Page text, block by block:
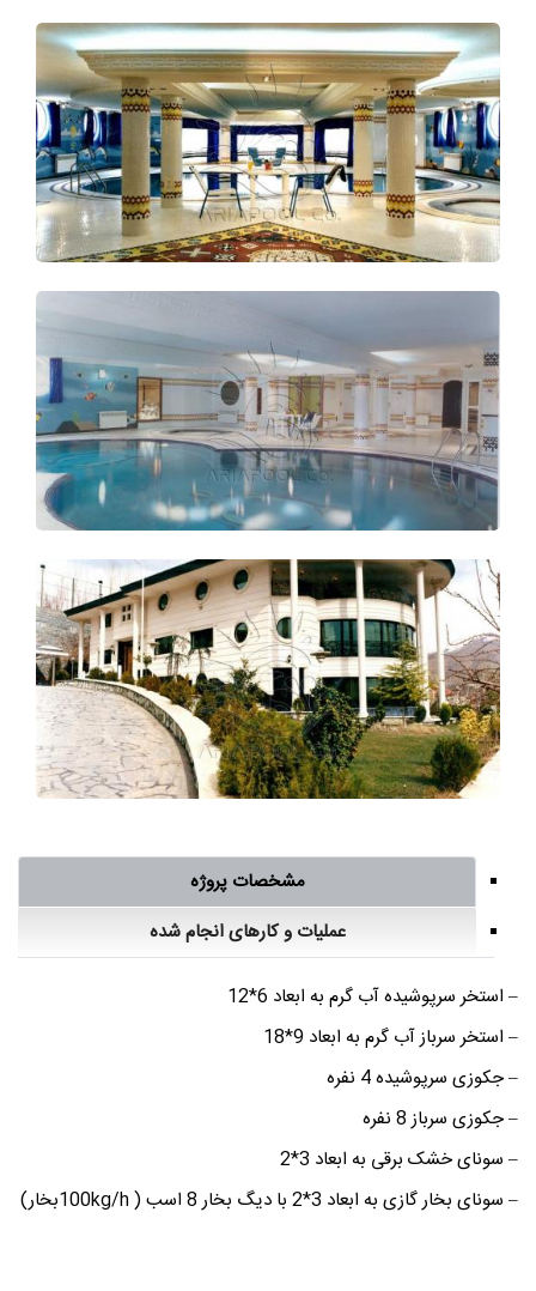
مشخصات پروژه
عملیات و کارهای انجام شده
– استخر سرپوشیده آب گرم به ابعاد 6*12
– استخر سرباز آب گرم به ابعاد 9*18
– جکوزی سرپوشیده 4 نفره
– جکوزی سرباز 8 نفره
– سونای خشک برقی به ابعاد 3*2
– سونای بخار گازی به ابعاد 3*2 با دیگ بخار 8 اسب ( 100kg/hبخار)